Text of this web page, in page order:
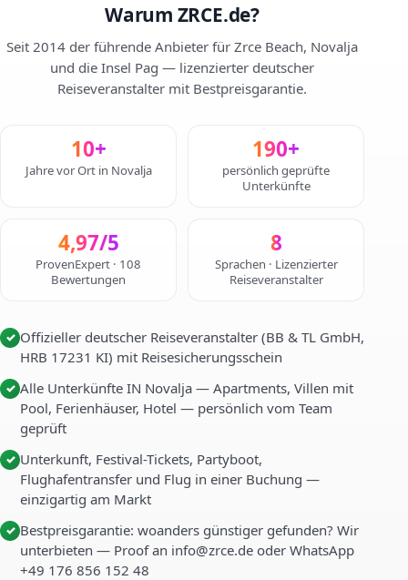
Warum ZRCE.de?
Seit 2014 der führende Anbieter für Zrce Beach, Novalja
und die Insel Pag — lizenzierter deutscher
Reiseveranstalter mit Bestpreisgarantie.
10+
Jahre vor Ort in Novalja
190+
persönlich geprüfte
Unterkünfte
4,97/5
ProvenExpert · 108
Bewertungen
8
Sprachen · Lizenzierter
Reiseveranstalter
✓ Offizieller deutscher Reiseveranstalter (BB & TL GmbH,
HRB 17231 KI) mit Reisesicherungsschein
✓ Alle Unterkünfte IN Novalja — Apartments, Villen mit
Pool, Ferienhäuser, Hotel — persönlich vom Team
geprüft
✓ Unterkunft, Festival-Tickets, Partyboot,
Flughafentransfer und Flug in einer Buchung —
einzigartig am Markt
✓ Bestpreisgarantie: woanders günstiger gefunden? Wir
unterbieten — Proof an info@zrce.de oder WhatsApp
+49 176 856 152 48